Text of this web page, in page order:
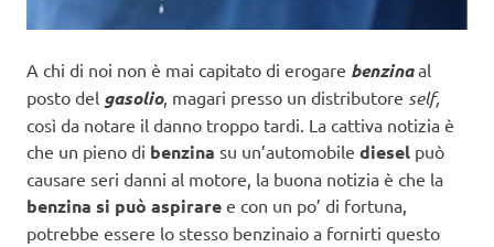
A chi di noi non è mai capitato di erogare benzinaal
posto del gasolio, magari presso un distributore self,
così da notare il danno troppo tardi. La cattiva notizia è
che un pieno di benzina su un’automobile diesel può
causare seri danni al motore, la buona notizia è che la
benzina si può aspirare e con un po’ di fortuna,
potrebbe essere lo stesso benzinaio a fornirti questo